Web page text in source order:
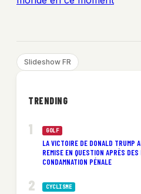
Slideshow FR
TRENDING
GOLF
LA VICTOIRE DE DONALD TRUMP
REMISE EN QUESTION APRÈS
CONDAMNATION PÉNALE
CYCLISME